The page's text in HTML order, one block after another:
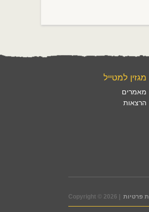
מגזין למטייל
מאמרים
הרצאות
Copyright © 2026 | פרטיות